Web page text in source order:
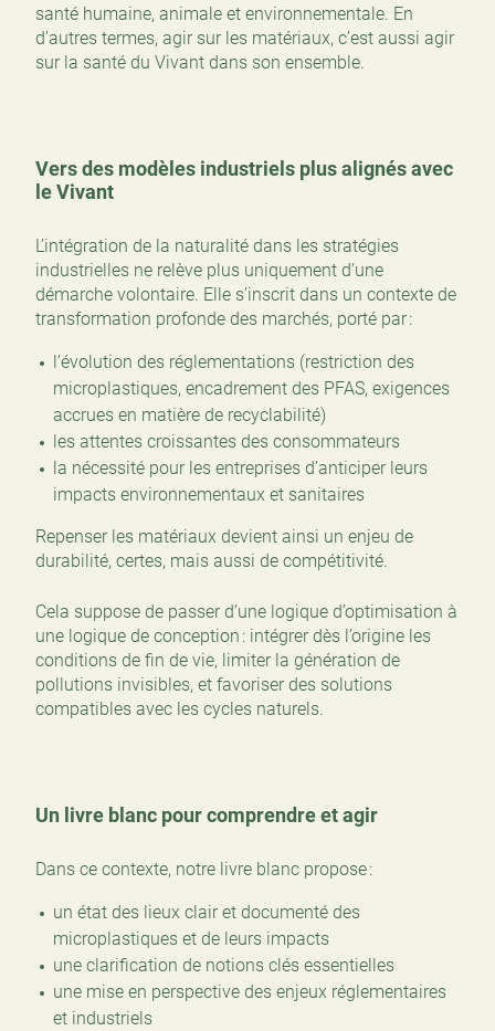
santé humaine, animale et environnementale. En
d’autres termes, agir sur les matériaux, c’est aussi agir
sur la santé du Vivant dans son ensemble.
Vers des modèles industriels plus alignés avec
le Vivant
L’intégration de la naturalité dans les stratégies
industrielles ne relève plus uniquement d’une
démarche volontaire. Elle s’inscrit dans un contexte de
transformation profonde des marchés, porté par :
l’évolution des réglementations (restriction des
microplastiques, encadrement des PFAS, exigences
accrues en matière de recyclabilité)
les attentes croissantes des consommateurs
la nécessité pour les entreprises d’anticiper leurs
impacts environnementaux et sanitaires
Repenser les matériaux devient ainsi un enjeu de
durabilité, certes, mais aussi de compétitivité.
Cela suppose de passer d’une logique d’optimisation à
une logique de conception : intégrer dès l’origine les
conditions de fin de vie, limiter la génération de
pollutions invisibles, et favoriser des solutions
compatibles avec les cycles naturels.
Un livre blanc pour comprendre et agir
Dans ce contexte, notre livre blanc propose :
un état des lieux clair et documenté des
microplastiques et de leurs impacts
une clarification de notions clés essentielles
une mise en perspective des enjeux réglementaires
et industriels